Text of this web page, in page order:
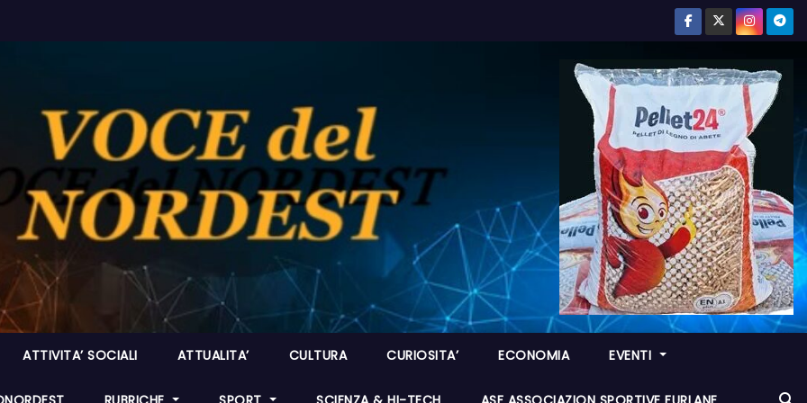
ATTIVITA’ SOCIALI ATTUALITA’ CULTURA CURIOSITA’ ECONOMIA EVENTI